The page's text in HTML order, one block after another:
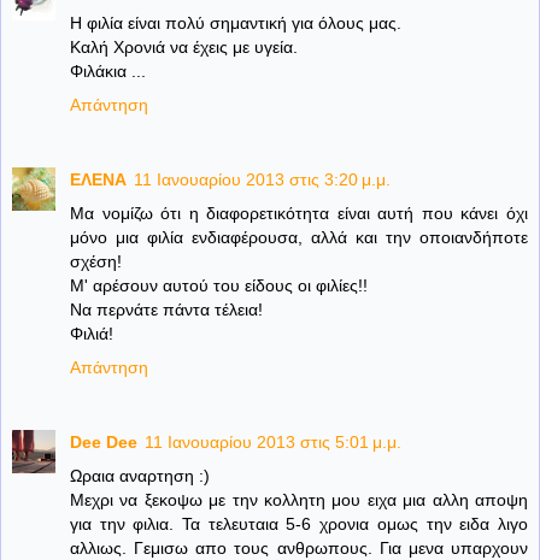
Η φιλία είναι πολύ σημαντική για όλους μας.
Καλή Χρονιά να έχεις με υγεία.
Φιλάκια ...
Απάντηση
ΕΛΕΝΑ 11 Ιανουαρίου 2013 στις 3:20 μ.μ.
Mα νομίζω ότι η διαφορετικότητα είναι αυτή που κάνει όχι
μόνο μια φιλία ενδιαφέρουσα, αλλά και την οποιανδήποτε
σχέση!
Μ' αρέσουν αυτού του είδους οι φιλίες!!
Να περνάτε πάντα τέλεια!
Φιλιά!
Απάντηση
Dee Dee 11 Ιανουαρίου 2013 στις 5:01 μ.μ.
Ωραια αναρτηση :)
Μεχρι να ξεκοψω με την κολλητη μου ειχα μια αλλη αποψη
για την φιλια. Τα τελευταια 5-6 χρονια ομως την ειδα λιγο
αλλιως. Γεμισω απο τους ανθρωπους. Για μενα υπαρχουν